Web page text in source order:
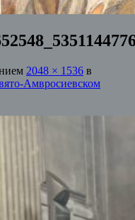
2048 × 1536 в
Амвросиевском